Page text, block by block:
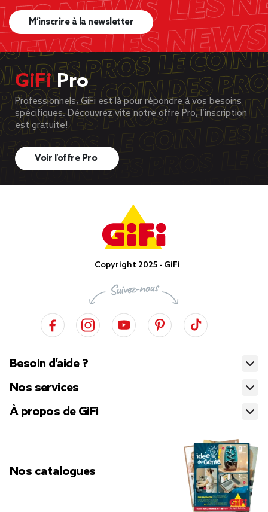
M’inscrire à la newsletter
GiFiPro
Professionnels, GiFi est là pour répondre à vos besoins
spécifiques. Découvrez vite notre offre Pro, l’inscription
est gratuite!
Voir l’offre Pro
Copyright 2025 - GiFi
Besoin d’aide ?
Nos services
À propos de GiFi
Nos catalogues